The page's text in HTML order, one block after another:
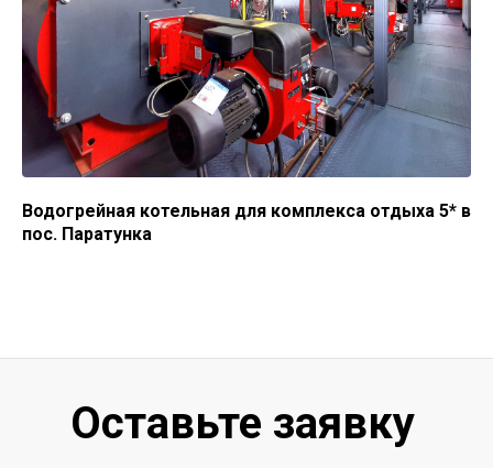
Водогрейная котельная для комплекса отдыха 5* в
пос. Паратунка
Оставьте заявку